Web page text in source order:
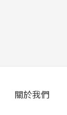
關於我們